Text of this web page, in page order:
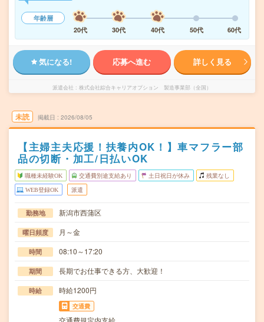
年齢層
20代
30代 40代 50代 60代
気になる! 応募へ進む 詳しく見る
派遣会社 株式会社綜合キャリアオプション 製造事業部（全国）
未読 掲載日 2026/08/05
【主婦主夫応援！扶養内OK！】車マフラー部
品の切断・加工/日払いOK
職種未経験OK 交通費別途支給あり 土日祝日が休み 残業なし
WEB登録OK 派遣
勤務地 新潟市西蒲区
曜日頻度 月～金
時間 08:10～17:20
期間 長期でお仕事できる方、大歓迎！
時給 時給1200円
交通費
交通費規定内支給